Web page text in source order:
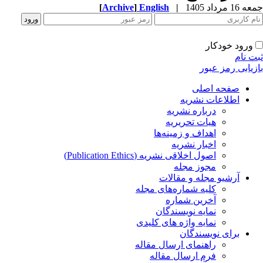
جمعه 16 مرداد 1405 |
English
[Archive]
ورود خودکار
ثبت نام
بازیابی رمز عبور
صفحه اصلی
اطلاعات نشریه
درباره نشریه
هیات تحریریه
اهداف و زمینه‌ها
اخبار نشریه
اصول اخلاقی نشریه (Publication Ethics)
مجوز مجله
آرشیو مجله و مقالات
کلیه شماره‌های مجله
آخرین شماره
نمایه نویسندگان
نمایه واژه های کلیدی
برای نویسندگان
راهنمای ارسال مقاله
فرم ارسال مقاله